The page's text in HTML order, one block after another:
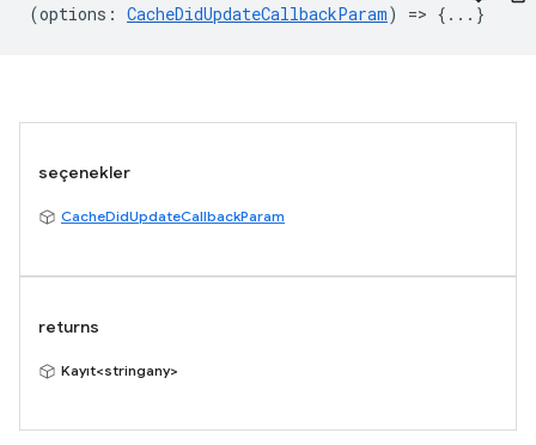
(options : CacheDidUpdateCallbackParam) => {...}
seçenekler
CacheDidUpdateCallbackParam
returns
Kayıt<stringany>